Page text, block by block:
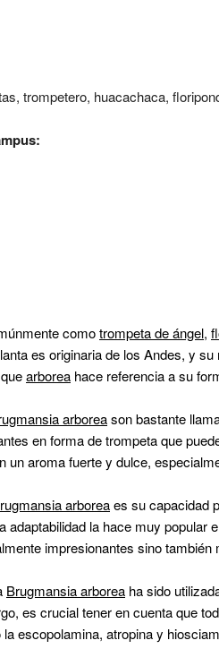
trompetero, huacachaca,
comotrompeta de ángel,
es originaria de los Andes, y
arborea hace referencia a su
arboreason bastante
en forma de trompeta que
un aroma fuerte y dulce,
arboreaes su capacidad
adaptabilidad la hace muy
impresionantes sino
Brugmansia arborea ha sido
es crucial tener en cuenta que
escopolamina, atropina y